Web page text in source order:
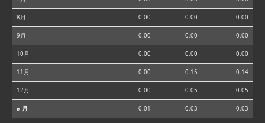
8月 0.00 0.00 0.00
9月 0.00 0.00 0.00
10月 0.00 0.00 0.00
11月 0.00 0.15 0.14
12月 0.00 0.05 0.05
⌀ 月 0.01 0.03 0.03